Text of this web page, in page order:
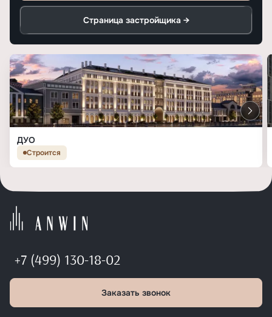
Страница застройщика →
ДУО
Строится
+7 (499) 130-18-02
Заказать звонок